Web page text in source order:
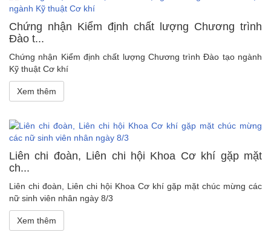
Chứng nhận Kiểm định chất lượng Chương trình
Đào t...
Chứng nhận Kiểm định chất lượng Chương trình Đào tạo ngành
Kỹ thuật Cơ khí
Xem thêm
Liên chi đoàn, Liên chi hội Khoa Cơ khí gặp mặt
ch...
Liên chi đoàn, Liên chi hội Khoa Cơ khí gặp mặt chúc mừng các
nữ sinh viên nhân ngày 8/3
Xem thêm